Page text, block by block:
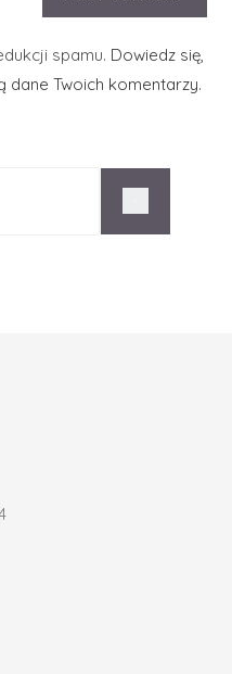
spamu. Dowiedz się,
Twoich komentarzy.